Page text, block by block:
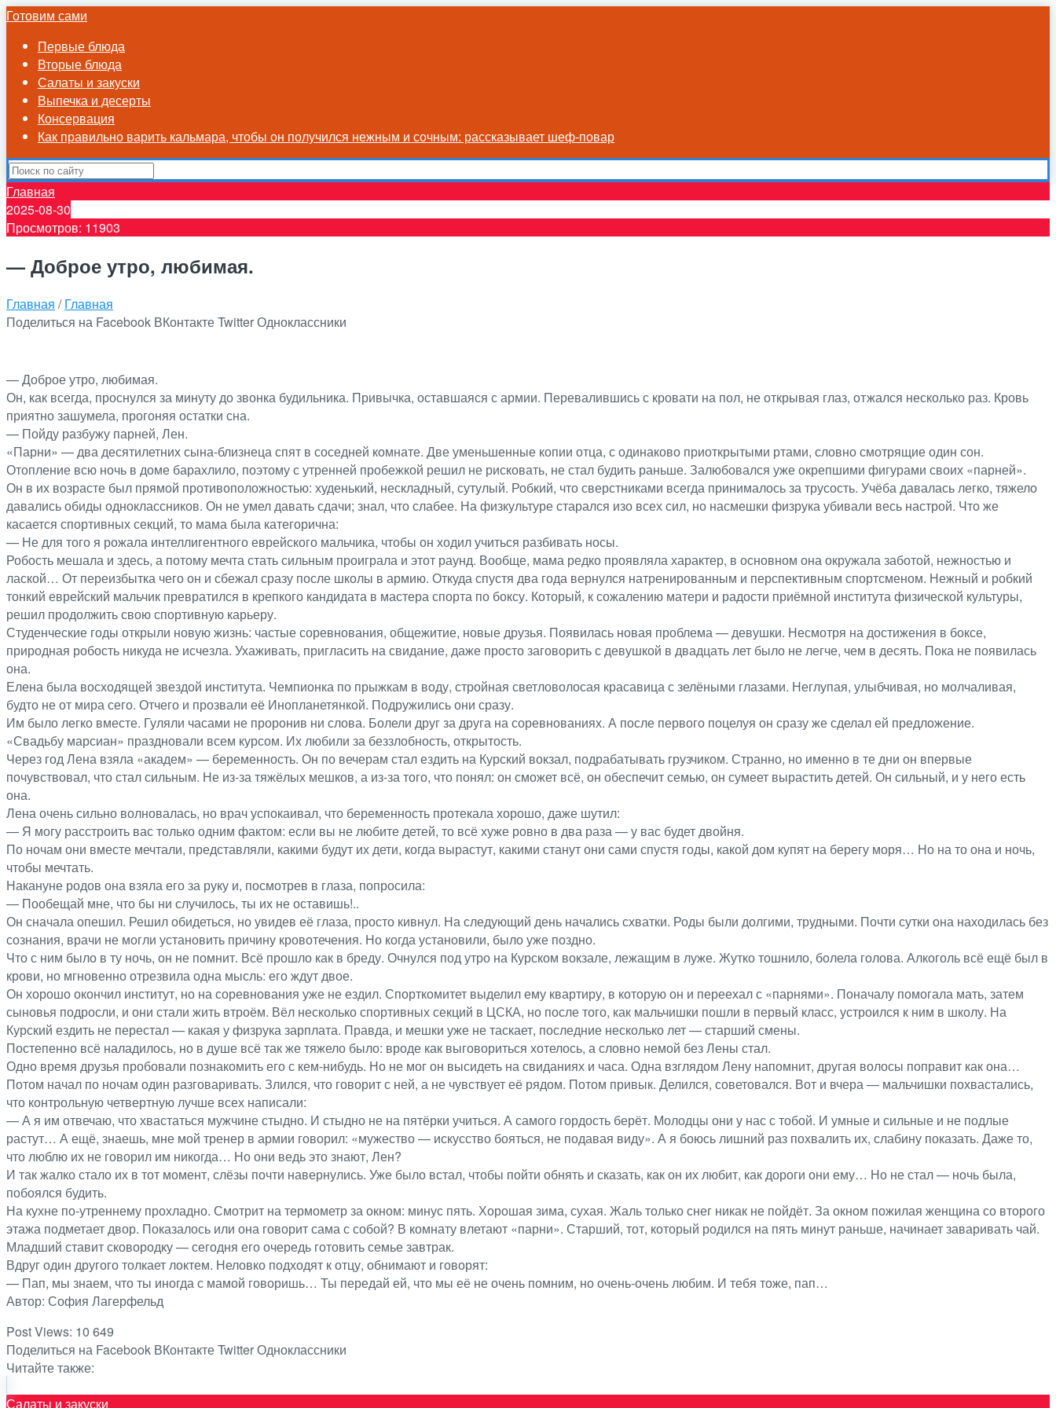
Готовим сами
Первые блюда
Вторые блюда
Салаты и закуски
Выпечка и десерты
Консервация
Как правильно варить кальмара, чтобы он получился нежным и сочным: рассказывает шеф-повар
Главная
2025-08-30
Просмотров: 11903
— Доброе утро, любимая.
Главная /Главная
Поделиться на Facebook ВКонтактеTwitterОдноклассники
— Доброе утро, любимая.
Он, как всегда, проснулся за минуту до звонка будильника. Привычка, оставшаяся с армии. Перевалившись с кровати на пол, не открывая глаз, отжался несколько раз. Кровь
приятно зашумела, прогоняя остатки сна.
— Пойду разбужу парней, Лен.
«Парни» — два десятилетних сына-близнеца спят в соседней комнате. Две уменьшенные копии отца, с одинаково приоткрытыми ртами, словно смотрящие один сон.
Отопление всю ночь в доме барахлило, поэтому с утренней пробежкой решил не рисковать, не стал будить раньше. Залюбовался уже окрепшими фигурами своих «парней».
Он в их возрасте был прямой противоположностью: худенький, нескладный, сутулый. Робкий, что сверстниками всегда принималось за трусость. Учёба давалась легко, тяжело
давались обиды одноклассников. Он не умел давать сдачи; знал, что слабее. На физкультуре старался изо всех сил, но насмешки физрука убивали весь настрой. Что же
касается спортивных секций, то мама была категорична:
— Не для того я рожала интеллигентного еврейского мальчика, чтобы он ходил учиться разбивать носы.
Робость мешала и здесь, а потому мечта стать сильным проиграла и этот раунд. Вообще, мама редко проявляла характер, в основном она окружала заботой, нежностью и
лаской… От переизбытка чего он и сбежал сразу после школы в армию. Откуда спустя два года вернулся натренированным и перспективным спортсменом. Нежный и робкий
тонкий еврейский мальчик превратился в крепкого кандидата в мастера спорта по боксу. Который, к сожалению матери и радости приёмной института физической культуры,
решил продолжить свою спортивную карьеру.
Студенческие годы открыли новую жизнь: частые соревнования, общежитие, новые друзья. Появилась новая проблема — девушки. Несмотря на достижения в боксе,
природная робость никуда не исчезла. Ухаживать, пригласить на свидание, даже просто заговорить с девушкой в двадцать лет было не легче, чем в десять. Пока не появилась
она.
Елена была восходящей звездой института. Чемпионка по прыжкам в воду, стройная светловолосая красавица с зелёными глазами. Неглупая, улыбчивая, но молчаливая,
будто не от мира сего. Отчего и прозвали её Инопланетянкой. Подружились они сразу.
Им было легко вместе. Гуляли часами не проронив ни слова. Болели друг за друга на соревнованиях. А после первого поцелуя он сразу же сделал ей предложение.
«Свадьбу марсиан» праздновали всем курсом. Их любили за беззлобность, открытость.
Через год Лена взяла «академ» — беременность. Он по вечерам стал ездить на Курский вокзал, подрабатывать грузчиком. Странно, но именно в те дни он впервые
почувствовал, что стал сильным. Не из-за тяжёлых мешков, а из-за того, что понял: он сможет всё, он обеспечит семью, он сумеет вырастить детей. Он сильный, и у него есть
она.
Лена очень сильно волновалась, но врач успокаивал, что беременность протекала хорошо, даже шутил:
— Я могу расстроить вас только одним фактом: если вы не любите детей, то всё хуже ровно в два раза — у вас будет двойня.
По ночам они вместе мечтали, представляли, какими будут их дети, когда вырастут, какими станут они сами спустя годы, какой дом купят на берегу моря… Но на то она и ночь,
чтобы мечтать.
Накануне родов она взяла его за руку и, посмотрев в глаза, попросила:
— Пообещай мне, что бы ни случилось, ты их не оставишь!..
Он сначала опешил. Решил обидеться, но увидев её глаза, просто кивнул. На следующий день начались схватки. Роды были долгими, трудными. Почти сутки она находилась без
сознания, врачи не могли установить причину кровотечения. Но когда установили, было уже поздно.
Что с ним было в ту ночь, он не помнит. Всё прошло как в бреду. Очнулся под утро на Курском вокзале, лежащим в луже. Жутко тошнило, болела голова. Алкоголь всё ещё был в
крови, но мгновенно отрезвила одна мысль: его ждут двое.
Он хорошо окончил институт, но на соревнования уже не ездил. Спорткомитет выделил ему квартиру, в которую он и переехал с «парнями». Поначалу помогала мать, затем
сыновья подросли, и они стали жить втроём. Вёл несколько спортивных секций в ЦСКА, но после того, как мальчишки пошли в первый класс, устроился к ним в школу. На
Курский ездить не перестал — какая у физрука зарплата. Правда, и мешки уже не таскает, последние несколько лет — старший смены.
Постепенно всё наладилось, но в душе всё так же тяжело было: вроде как выговориться хотелось, а словно немой без Лены стал.
Одно время друзья пробовали познакомить его с кем-нибудь. Но не мог он высидеть на свиданиях и часа. Одна взглядом Лену напомнит, другая волосы поправит как она…
Потом начал по ночам один разговаривать. Злился, что говорит с ней, а не чувствует её рядом. Потом привык. Делился, советовался. Вот и вчера — мальчишки похвастались,
что контрольную четвертную лучше всех написали:
— А я им отвечаю, что хвастаться мужчине стыдно. И стыдно не на пятёрки учиться. А самого гордость берёт. Молодцы они у нас с тобой. И умные и сильные и не подлые
растут… А ещё, знаешь, мне мой тренер в армии говорил: «мужество — искусство бояться, не подавая виду». А я боюсь лишний раз похвалить их, слабину показать. Даже то,
что люблю их не говорил им никогда… Но они ведь это знают, Лен?
И так жалко стало их в тот момент, слёзы почти навернулись. Уже было встал, чтобы пойти обнять и сказать, как он их любит, как дороги они ему… Но не стал — ночь была,
побоялся будить.
На кухне по-утреннему прохладно. Смотрит на термометр за окном: минус пять. Хорошая зима, сухая. Жаль только снег никак не пойдёт. За окном пожилая женщина со второго
этажа подметает двор. Показалось или она говорит сама с собой? В комнату влетают «парни». Старший, тот, который родился на пять минут раньше, начинает заваривать чай.
Младший ставит сковородку — сегодня его очередь готовить семье завтрак.
Вдруг один другого толкает локтем. Неловко подходят к отцу, обнимают и говорят:
— Пап, мы знаем, что ты иногда с мамой говоришь… Ты передай ей, что мы её не очень помним, но очень-очень любим. И тебя тоже, пап…
Автор: София Лагерфельд
Post Views: 10 649
Поделиться на Facebook ВКонтактеTwitterОдноклассники
Читайте также:
Салаты и закуски